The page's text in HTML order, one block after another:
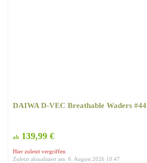
DAIWA D-VEC Breathable Waders #44
ab 139,99 €
Hier zuletzt vergriffen
Zuletzt aktualisiert am: 6. August 2026 10:47